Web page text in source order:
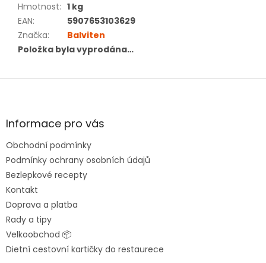
Hmotnost: 1 kg
EAN:
5907653103629
Značka:
Balviten
Položka byla vyprodána…
Z
aInformace pro vás
Obchodní podmínky
Podmínky ochrany osobních údajů
Bezlepkové recepty
Kontakt
Doprava a platba
Rady a tipy
Velkoobchod 📦
Dietní cestovní kartičky do restaurece